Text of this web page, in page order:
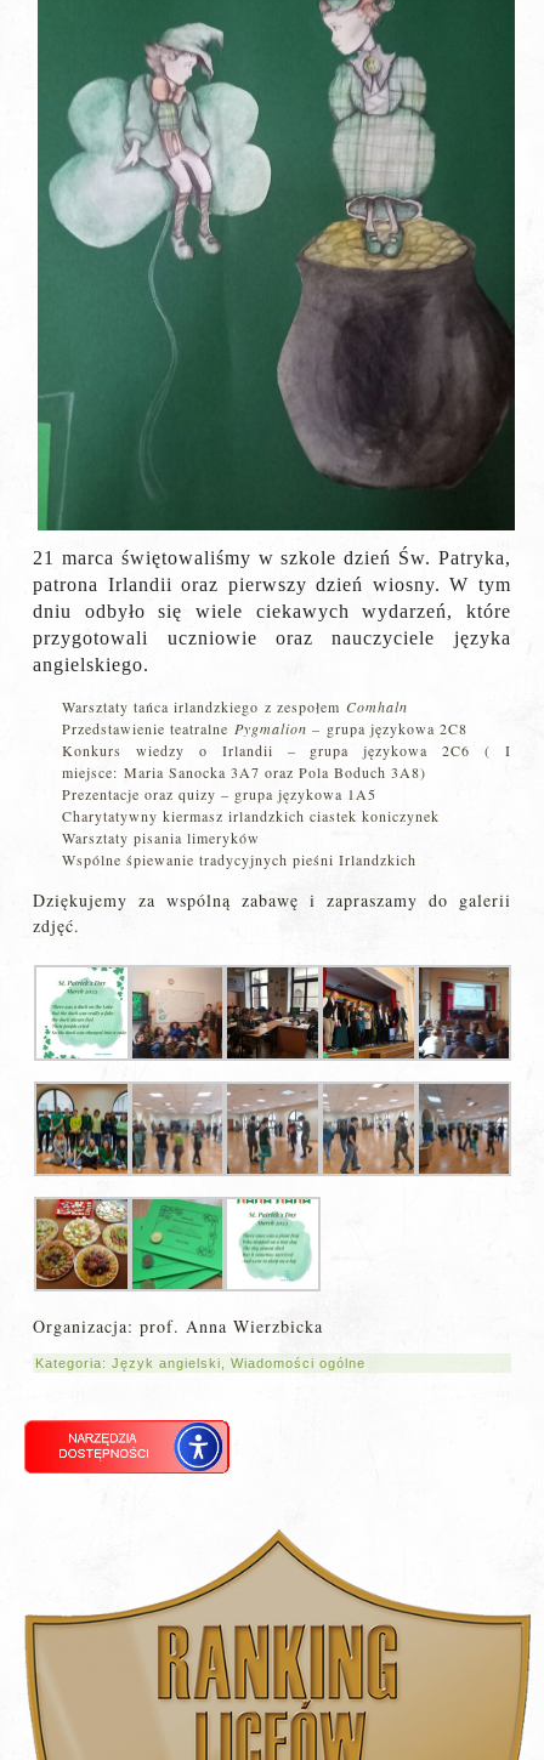
21 marca świętowaliśmy w szkole dzień Św. Patryka,
patrona Irlandii oraz pierwszy dzień wiosny. W tym
dniu odbyło się wiele ciekawych wydarzeń, które
przygotowali uczniowie oraz nauczyciele języka
angielskiego.
Warsztaty tańca irlandzkiego z zespołemComhaln
Przedstawienie teatralne Pygmalion –­ grupa językowa 2C8
Konkurs wiedzy o Irlandii – grupa językowa 2C6 ( I
miejsce: Maria Sanocka 3A7 oraz Pola Boduch 3A8)
Prezentacje oraz quizy – grupa językowa 1A5
Charytatywny kiermasz irlandzkich ciastek koniczynek
Warsztaty pisania limeryków
Wspólne śpiewanie tradycyjnych pieśni Irlandzkich
Dziękujemy za wspólną zabawę i zapraszamy do galerii
zdjęć.
Organizacja: prof. Anna Wierzbicka
Kategoria:Język angielski ,Wiadomości ogólne